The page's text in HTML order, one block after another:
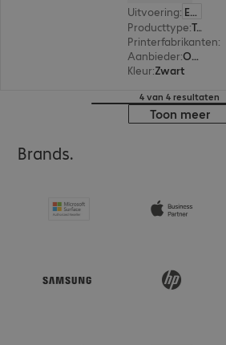
Uitvoering: Europa
Producttype: Toner
Printerfabrikanten:
Aanbieder:
Origineel
Kleur:Zwart
4 van 4 resultaten
Toon meer
Brands.